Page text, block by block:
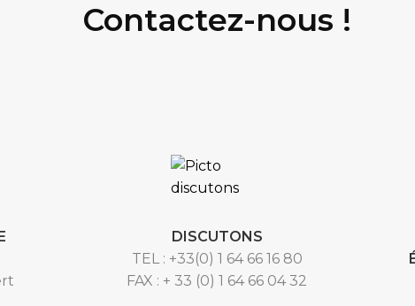
Contactez-nous !
DISCUTONS
TEL : +33(0) 1 64 66 16 80
FAX : + 33 (0) 1 64 66 04 32